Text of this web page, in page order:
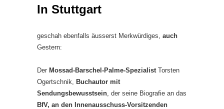
In Stuttgart
geschah ebenfalls äusserst Merkwürdiges, auch
Gestern:
Der Mossad-Barschel-Palme-Spezialist Torsten
Ogertschnik, Buchautor mit
Sendungsbewusstsein , der seine Biografie an das
BfV, an den Innenausschuss-Vorsitzenden